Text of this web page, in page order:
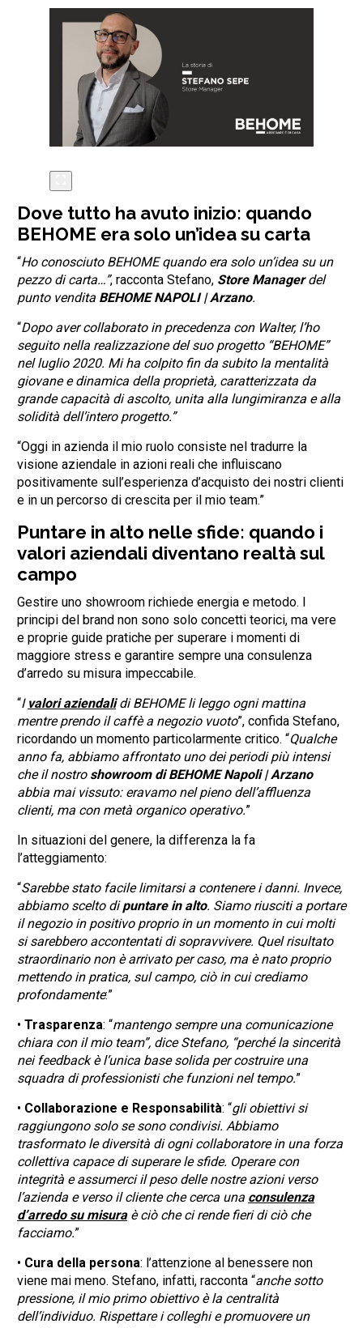
Dove tutto ha avuto inizio: quando
BEHOME era solo un’idea su carta
“Ho conosciuto BEHOME quando era solo un’idea su un
pezzo di carta…”, racconta Stefano, Store Managerdel
punto vendita BEHOME NAPOLI | Arzano.
“Dopo aver collaborato in precedenza con Walter, l’ho
seguito nella realizzazione del suo progetto “BEHOME”
nel luglio 2020. Mi ha colpito fin da subito la mentalità
giovane e dinamica della proprietà, caratterizzata da
grande capacità di ascolto, unita alla lungimiranza e alla
solidità dell’intero progetto.”
“Oggi in azienda il mio ruolo consiste nel tradurre la
visione aziendale in azioni reali che influiscano
positivamente sull’esperienza d’acquisto dei nostri clienti
e in un percorso di crescita per il mio team.”
Puntare in alto nelle sfide: quando i
valori aziendali diventano realtà sul
campo
Gestire uno showroom richiede energia e metodo. I
principi del brand non sono solo concetti teorici, ma vere
e proprie guide pratiche per superare i momenti di
maggiore stress e garantire sempre una consulenza
d’arredo su misura impeccabile.
“I valori aziendalidi BEHOME li leggo ogni mattina
mentre prendo il caffè a negozio vuoto”, confida Stefano,
ricordando un momento particolarmente critico. “Qualche
anno fa, abbiamo affrontato uno dei periodi più intensi
che il nostro showroom di BEHOME Napoli | Arzano
abbia mai vissuto: eravamo nel pieno dell’affluenza
clienti, ma con metà organico operativo.”
In situazioni del genere, la differenza la fa
l’atteggiamento:
“Sarebbe stato facile limitarsi a contenere i danni. Invece,
abbiamo scelto dipuntare in alto. Siamo riusciti a portare
il negozio in positivo proprio in un momento in cui molti
si sarebbero accontentati di sopravvivere. Quel risultato
straordinario non è arrivato per caso, ma è nato proprio
mettendo in pratica, sul campo, ciò in cui crediamo
profondamente:”
• Trasparenza: “mantengo sempre una comunicazione
chiara con il mio team”, dice Stefano, “perché la sincerità
nei feedback è l’unica base solida per costruire una
squadra di professionisti che funzioni nel tempo.”
• Collaborazione e Responsabilità: “gli obiettivi si
raggiungono solo se sono condivisi. Abbiamo
trasformato le diversità di ogni collaboratore in una forza
collettiva capace di superare le sfide. Operare con
integrità e assumerci il peso delle nostre azioni verso
l’azienda e verso il cliente che cerca una consulenza
d’arredo su misuraè ciò che ci rende fieri di ciò che
facciamo.”
• Cura della persona: l’attenzione al benessere non
viene mai meno. Stefano, infatti, racconta “anche sotto
pressione, il mio primo obiettivo è la centralità
dell’individuo. Rispettare i colleghi e promuovere un